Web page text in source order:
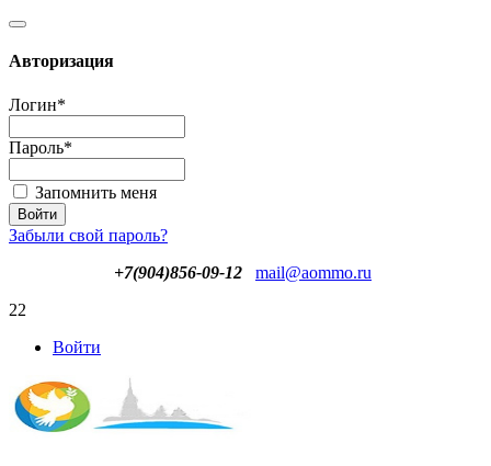
Авторизация
Логин*
Пароль*
Запомнить меня
Забыли свой пароль?
+7(904)856-09-12
mail@aommo.ru
22
Войти